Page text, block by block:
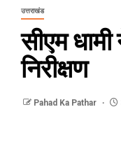
उत्तराखंड
सीएम
निरीक्षण
Pahad Ka Pathar